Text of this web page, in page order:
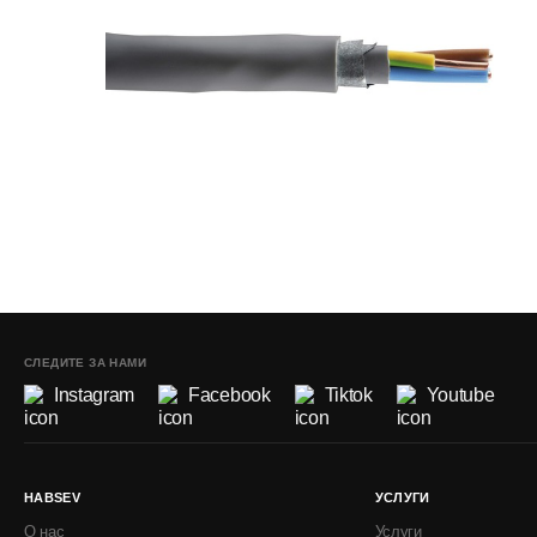
СЛЕДИТЕ ЗА НАМИ
Instagram Facebook Tiktok Youtube
HABSEV
О нас
УСЛУГИ
Услуги